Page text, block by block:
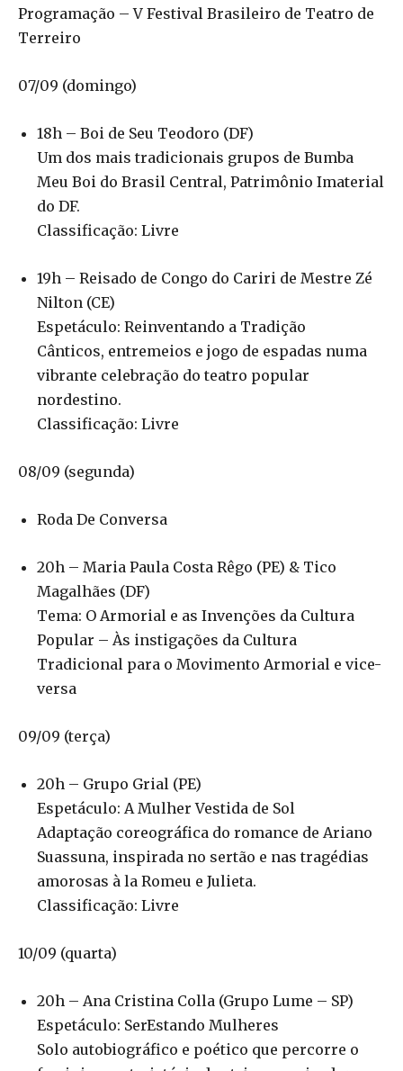
Programação – V Festival Brasileiro de Teatro de
Terreiro
07/09 (domingo)
18h – Boi de Seu Teodoro (DF)
Um dos mais tradicionais grupos de Bumba
Meu Boi do Brasil Central, Patrimônio Imaterial
do DF.
Classificação: Livre
19h – Reisado de Congo do Cariri de Mestre Zé
Nilton (CE)
Espetáculo: Reinventando a Tradição
Cânticos, entremeios e jogo de espadas numa
vibrante celebração do teatro popular
nordestino.
Classificação: Livre
08/09 (segunda)
Roda De Conversa
20h – Maria Paula Costa Rêgo (PE) & Tico
Magalhães (DF)
Tema: O Armorial e as Invenções da Cultura
Popular – Às instigações da Cultura
Tradicional para o Movimento Armorial e vice-
versa
09/09 (terça)
20h – Grupo Grial (PE)
Espetáculo: A Mulher Vestida de Sol
Adaptação coreográfica do romance de Ariano
Suassuna, inspirada no sertão e nas tragédias
amorosas à la Romeu e Julieta.
Classificação: Livre
10/09 (quarta)
20h – Ana Cristina Colla (Grupo Lume – SP)
Espetáculo: SerEstando Mulheres
Solo autobiográfico e poético que percorre o